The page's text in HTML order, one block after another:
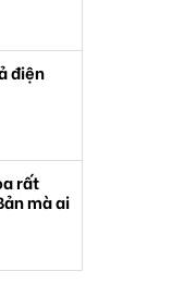
điện
rất
mà ai